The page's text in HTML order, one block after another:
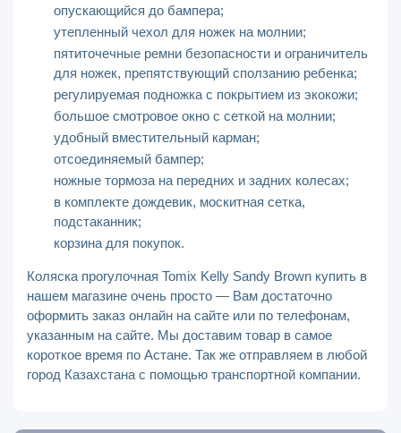
опускающийся до бампера;
утепленный чехол для ножек на молнии;
пятиточечные ремни безопасности и ограничитель
для ножек, препятствующий сползанию ребенка;
регулируемая подножка с покрытием из экокожи;
большое смотровое окно с сеткой на молнии;
удобный вместительный карман;
отсоединяемый бампер;
ножные тормоза на передних и задних колесах;
в комплекте дождевик, москитная сетка,
подстаканник;
корзина для покупок.
Коляска прогулочная Tomix Kelly Sandy Brown купить в
нашем магазине очень просто — Вам достаточно
оформить заказ онлайн на сайте или по телефонам,
указанным на сайте. Мы доставим товар в самое
короткое время по Астане. Так же отправляем в любой
город Казахстана с помощью транспортной компании.